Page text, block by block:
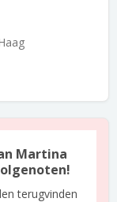
Martina
terugvinden